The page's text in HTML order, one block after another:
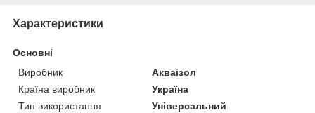
Характеристики
Основні
Виробник
Акваізол
Країна виробник
Україна
Тип використання
Універсальний